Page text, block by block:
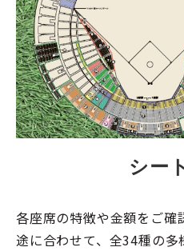
シー
各座席の特徴や金額をご確
途に合わせて、全34種の